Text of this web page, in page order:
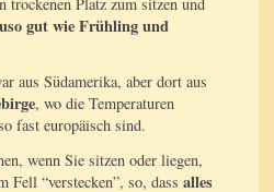
gut wie Frühling und
aus Südamerika, aber dort aus
, wo die Temperaturen
fast europäisch sind.
wenn Sie sitzen oder liegen,
Fell “verstecken”, so, dass alles